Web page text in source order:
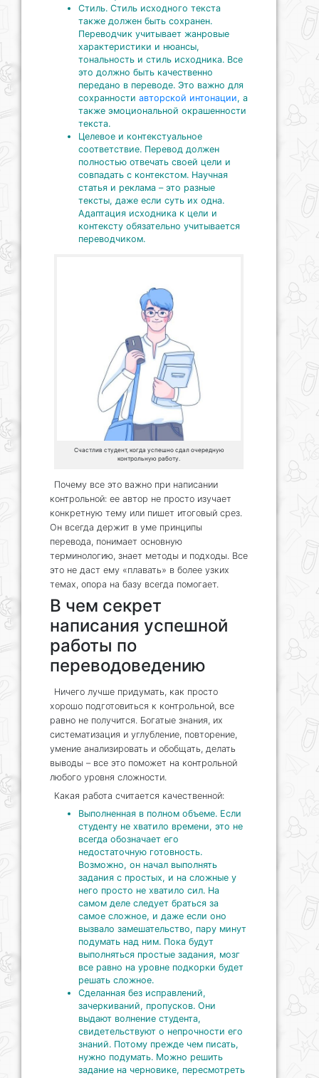
Стиль. Стиль исходного текста
также должен быть сохранен.
Переводчик учитывает жанровые
характеристики и нюансы,
тональность и стиль исходника. Все
это должно быть качественно
передано в переводе. Это важно для
сохранности авторской интонации, а
также эмоциональной окрашенности
текста.
Целевое и контекстуальное
соответствие. Перевод должен
полностью отвечать своей цели и
совпадать с контекстом. Научная
статья и реклама – это разные
тексты, даже если суть их одна.
Адаптация исходника к цели и
контексту обязательно учитывается
переводчиком.
Счастлив студент, когда успешно сдал очередную
контрольную работу.
Почему все это важно при написании
контрольной: ее автор не просто изучает
конкретную тему или пишет итоговый срез.
Он всегда держит в уме принципы
перевода, понимает основную
терминологию, знает методы и подходы. Все
это не даст ему «плавать» в более узких
темах, опора на базу всегда помогает.
В чем секрет
написания успешной
работы по
переводоведению
Ничего лучше придумать, как просто
хорошо подготовиться к контрольной, все
равно не получится. Богатые знания, их
систематизация и углубление, повторение,
умение анализировать и обобщать, делать
выводы – все это поможет на контрольной
любого уровня сложности.
Какая работа считается качественной:
Выполненная в полном объеме. Если
студенту не хватило времени, это не
всегда обозначает его
недостаточную готовность.
Возможно, он начал выполнять
задания с простых, и на сложные у
него просто не хватило сил. На
самом деле следует браться за
самое сложное, и даже если оно
вызвало замешательство, пару минут
подумать над ним. Пока будут
выполняться простые задания, мозг
все равно на уровне подкорки будет
решать сложное.
Сделанная без исправлений,
зачеркиваний, пропусков. Они
выдают волнение студента,
свидетельствуют о непрочности его
знаний. Потому прежде чем писать,
нужно подумать. Можно решить
задание на черновике, пересмотреть